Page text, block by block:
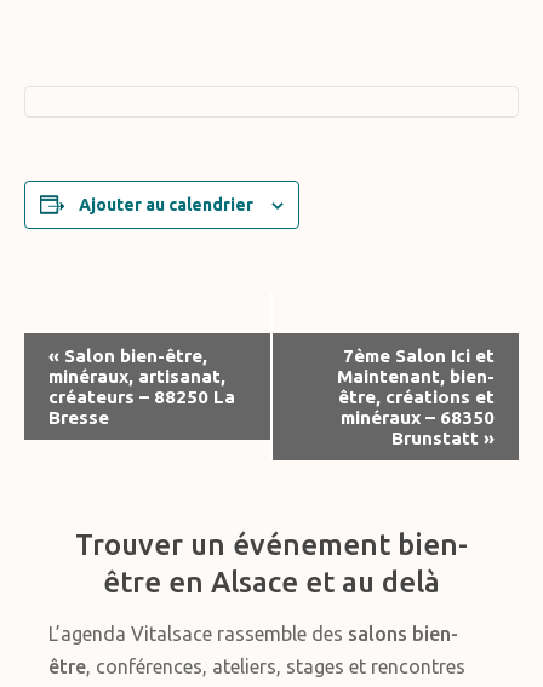
Ajouter au calendrier
Navigation
Évènement
« Salon bien-être,
minéraux, artisanat,
créateurs – 88250 La
Bresse
7ème Salon Ici et
Maintenant, bien-
être, créations et
minéraux – 68350
Brunstatt »
Trouver un événement bien-
être en Alsace et au delà
L’agenda Vitalsace rassemble des salons bien-
être, conférences, ateliers, stages et rencontres